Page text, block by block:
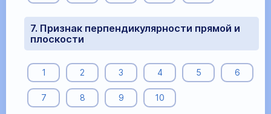
7. Признак перпендикулярности прямой и
плоскости
1 2 3 4 5 6
7 8 9 10